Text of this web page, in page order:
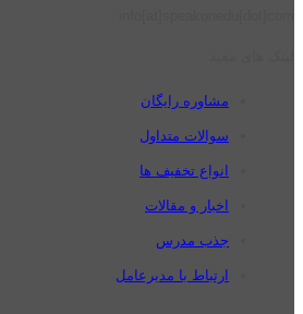
مشاوره رایگان
سوالات متداول
انواع تخفیف ها
اخبار و مقالات
جذب مدرس
ارتباط با مدیرعامل